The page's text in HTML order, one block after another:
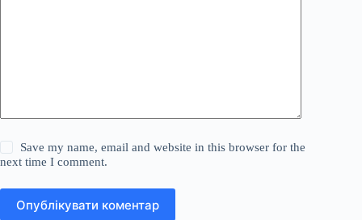
Save my name, email and website in this browser for the
next time I comment.
Опублікувати коментар